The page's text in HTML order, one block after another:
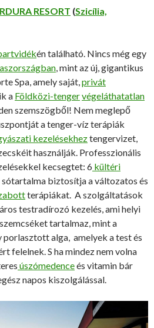
RESORT (Szicília,
én található. Nincs még egy
, mint az új, gigantikus
Spa, amely saját,privát
a Földközi-tengervégeláthatatlan
szemszögből! Nem meglepő
a tenger-víz terápiák
kezelésekheztengervizet,
használják. Professzionális
kecsegtet: 6 kültéri
biztosítja a változatos és
terápiákat. A szolgáltatások
testradírozó kezelés, ami helyi
tartalmaz, mint a
porlasztott alga, amelyek a test és
felelnek. S ha mindez nem volna
úszómedenceés vitamin bár
napos kiszolgálással.